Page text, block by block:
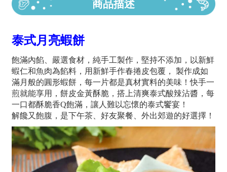
商品描述
泰式月亮蝦餅
飽滿內餡、嚴選食材，純手工製作，堅持不添加，以新鮮
蝦仁和魚肉為餡料，用新鮮手作春捲皮包覆， 製作成如
滿月般的圓形蝦餅，每一片都是真材實料的美味！快手一
煎就能享用，餅皮金黃酥脆，搭上清爽泰式酸辣沾醬，每
一口都酥脆香Q飽滿，讓人難以忘懷的泰式饗宴！
解饞又飽腹，是下午茶、好友聚餐、外出郊遊的好選擇！